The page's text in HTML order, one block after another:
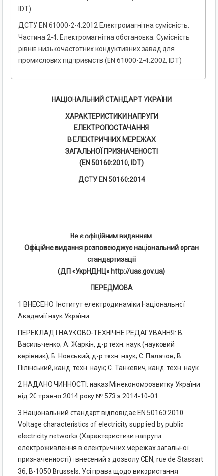
IDT)
ДСТУ EN 61000-2-4:2012 Електромагнітна сумісність.
Частина 2-4. Електромагнітна обстановка. Сумісність
рівнів низькочастотних кондуктивних завад для
промислових підприємств (EN 61000-2-4:2002, IDT)
НАЦІОНАЛЬНИЙ СТАНДАРТ УКРАЇНИ
ХАРАКТЕРИСТИКИ НАПРУГИ
ЕЛЕКТРОПОСТАЧАННЯ
В ЕЛЕКТРИЧНИХ МЕРЕЖАХ
ЗАГАЛЬНОЇ ПРИЗНАЧЕНОСТІ
(EN 50160:2010, IDT)
ДСТУ EN 50160:2014
Не є офіційним виданням.
Офіційне видання розповсюджує національний орган
стандартизації
(ДП «УкрНДНЦ» http://uas.gov.ua)
ПЕРЕДМОВА
1 ВНЕСЕНО: Інститут електродинаміки Національної
Академії наук України
ПЕРЕКЛАД І НАУКОВО-ТЕХНІЧНЕ РЕДАГУВАННЯ: В.
Васильченко; А. Жаркін, д-р техн. наук (науковий
керівник); В. Новський, д-р техн. наук; С. Палачов; В.
Пілінський, канд. техн. наук; С. Танкевич, канд. техн. наук
2 НАДАНО ЧИННОСТІ: наказ Мінекономрозвитку України
від 20 травня 2014 року № 573 з 2014-10-01
3 Національний стандарт відповідає EN 50160:2010
Voltage characteristics of electricity supplied by public
electricity networks (Характеристики напруги
електроживлення в електричних мережах загальної
призначенності) і внесений з дозволу CEN, rue de Stassart
36, В-1050 Brussels. Усі права щодо використання